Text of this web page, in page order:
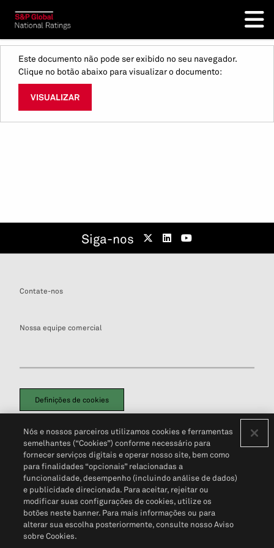
Este documento não pode ser exibido no seu navegador.
Clique no botão abaixo para visualizar o documento:
VISUALIZAR
Siga-nos
Contate-nos
Nossa equipe comercial
Definições de cookies
Política de PrivacidadePortal de privacidade do cliente (em inglês)
Não Venda Minhas Informações Pessoais© 2026 S&P Global
Nós e nossos parceiros utilizamos cookies e ferramentas
semelhantes (“Cookies”) conforme necessário para
fornecer serviços digitais e operar nosso site, bem como
para finalidades “opcionais” relacionadas a
funcionalidade, desempenho (incluindo análise de dados)
e publicidade direcionada. Para aceitar, rejeitar ou
modificar suas configurações de cookies, utilize os
botões neste banner. Para mais informações ou para
alterar sua escolha posteriormente, consulte nosso Aviso
sobre Cookies.